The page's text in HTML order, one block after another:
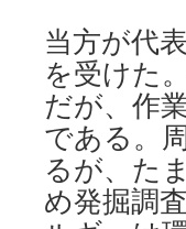
当方が代
を受けた
だが、作
である。
るが、た
め発掘調